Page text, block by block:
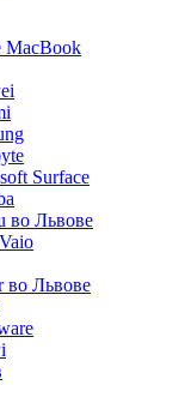
MacBook
Surface
во Львове
во Львове